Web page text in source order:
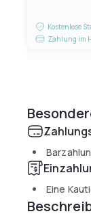
Kostenlose
Zahlung im
Eine